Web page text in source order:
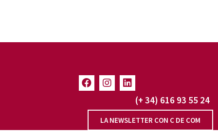
(+ 34) 616 93 55 24
LA NEWSLETTER CON C DE COM